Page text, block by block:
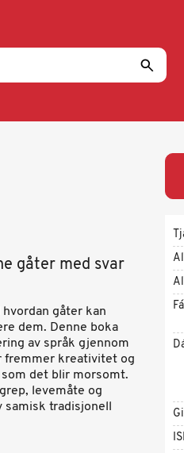
gåter med svar
gåter kan
dem. Denne boka
av språk gjennom
fremmer kreativitet og
det blir morsomt.
levemåte og
samisk tradisjonell